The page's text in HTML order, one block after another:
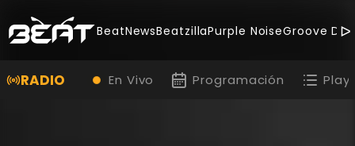
BeatNewsBeatzillaPurple NoiseGroove
RADIO En Vivo Programación